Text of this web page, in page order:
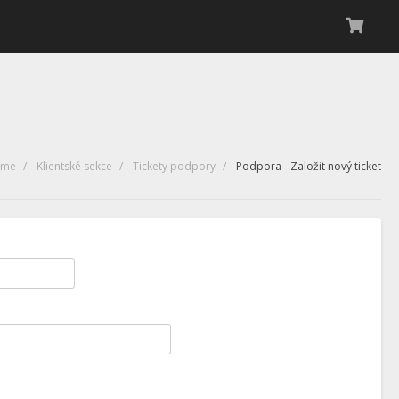
Klientské sekce Tickety podpory Podpora - Založit nový ticket